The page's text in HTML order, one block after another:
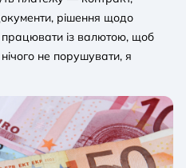
рішення щодо
працювати із валютою, щоб
не порушувати, я